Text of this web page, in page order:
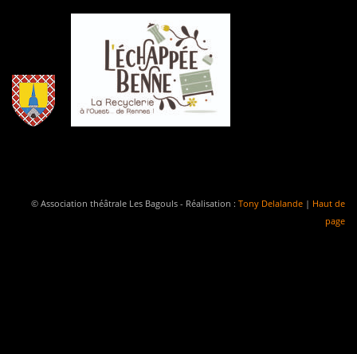
© Association théâtrale Les Bagouls - Réalisation : Tony Delalande | Haut de
page